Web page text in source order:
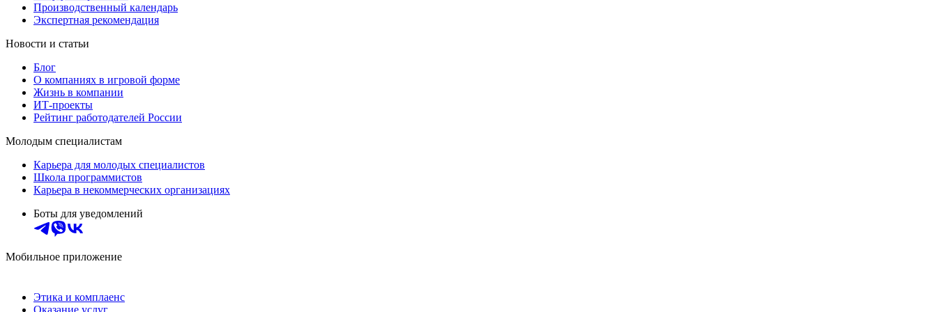
Производственный календарь
Экспертная рекомендация
Новости и статьи
Блог
О компаниях в игровой форме
Жизнь в компании
ИТ-проекты
Рейтинг работодателей России
Молодым специалистам
Карьера для молодых специалистов
Школа программистов
Карьера в некоммерческих организациях
Боты для уведомлений
Мобильное приложение
Этика и комплаенс
Оказание услуг